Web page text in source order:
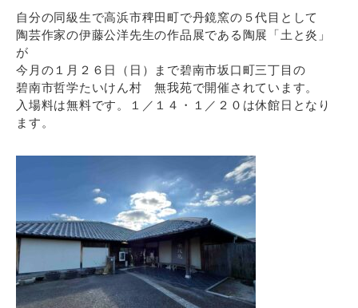
自分の同級生で高浜市稗田町で丹鏡窯の５代目として
陶芸作家の伊藤公洋先生の作品展である陶展「土と炎」
が
今月の１月２６日（日）まで碧南市坂口町三丁目の
碧南市哲学たいけん村 無我苑で開催されています。
入場料は無料です。１／１４・１／２０は休館日となり
ます。